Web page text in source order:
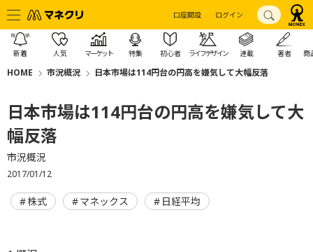
口座開設 ログイン
新着 人気 マーケット 特集 初心者 ライフデザイン 連載 著者 商
HOME 市況概況 日本市場は114円台の円高を嫌気して大幅反落
日本市場は114円台の円高を嫌気して大
幅反落
市況概況
2017/01/12
株式 マネックス 日経平均